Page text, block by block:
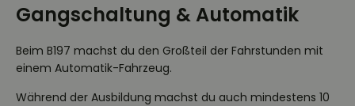
Gangschaltung & Automatik
Beim B197 machst du den Großteil der Fahrstunden mit
einem Automatik-Fahrzeug.
Während der Ausbildung machst du auch mindestens 10